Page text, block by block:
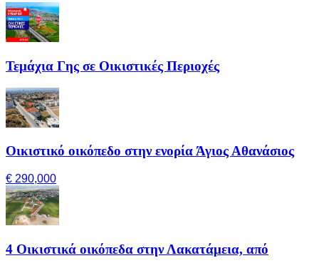
Τεμάχια Γης σε Οικιστικές Περιοχές
Οικιστικό οικόπεδο στην ενορία Άγιος Αθανάσιος
€ 290,000
4 Οικιστικά οικόπεδα στην Λακατάμεια, από